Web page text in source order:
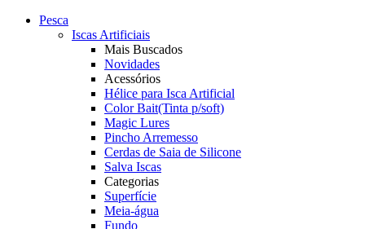
Pesca
Iscas Artificiais
Mais Buscados
Novidades
Acessórios
Hélice para Isca Artificial
Color Bait(Tinta p/soft)
Magic Lures
Pincho Arremesso
Cerdas de Saia de Silicone
Salva Iscas
Categorias
Superfície
Meia-água
Fundo